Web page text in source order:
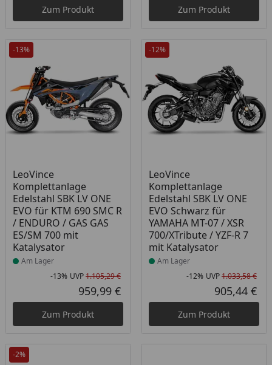
Zum Produkt Zum Produkt
-13%
LeoVince
Komplettanlage
Edelstahl SBK LV ONE
EVO für KTM 690 SMC R
/ ENDURO / GAS GAS
ES/SM 700 mit
Katalysator
Produkt am Lager
Am Lager
Rabatt in Prozent
-13%
Ursprünglicher Preis
UVP1.105,29 €
Aktueller Preis
959,99 €
Zum Produkt
-12%
LeoVince
Komplettanlage
Edelstahl SBK LV ONE
EVO Schwarz für
YAMAHA MT-07 / XSR
700/XTribute / YZF-R 7
mit Katalysator
Produkt am Lager
Am Lager
-12% UVP1.033,58 €
905,44 €
Zum Produkt
-2%